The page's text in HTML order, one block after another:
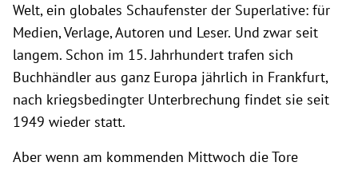
Welt, ein globales Schaufenster der Superlative: für
Medien, Verlage, Autoren und Leser. Und zwar seit
langem. Schon im 15. Jahrhundert trafen sich
Buchhändler aus ganz Europa jährlich in Frankfurt,
nach kriegsbedingter Unterbrechung findet sie seit
1949 wieder statt.
Aber wenn am kommenden Mittwoch die Tore